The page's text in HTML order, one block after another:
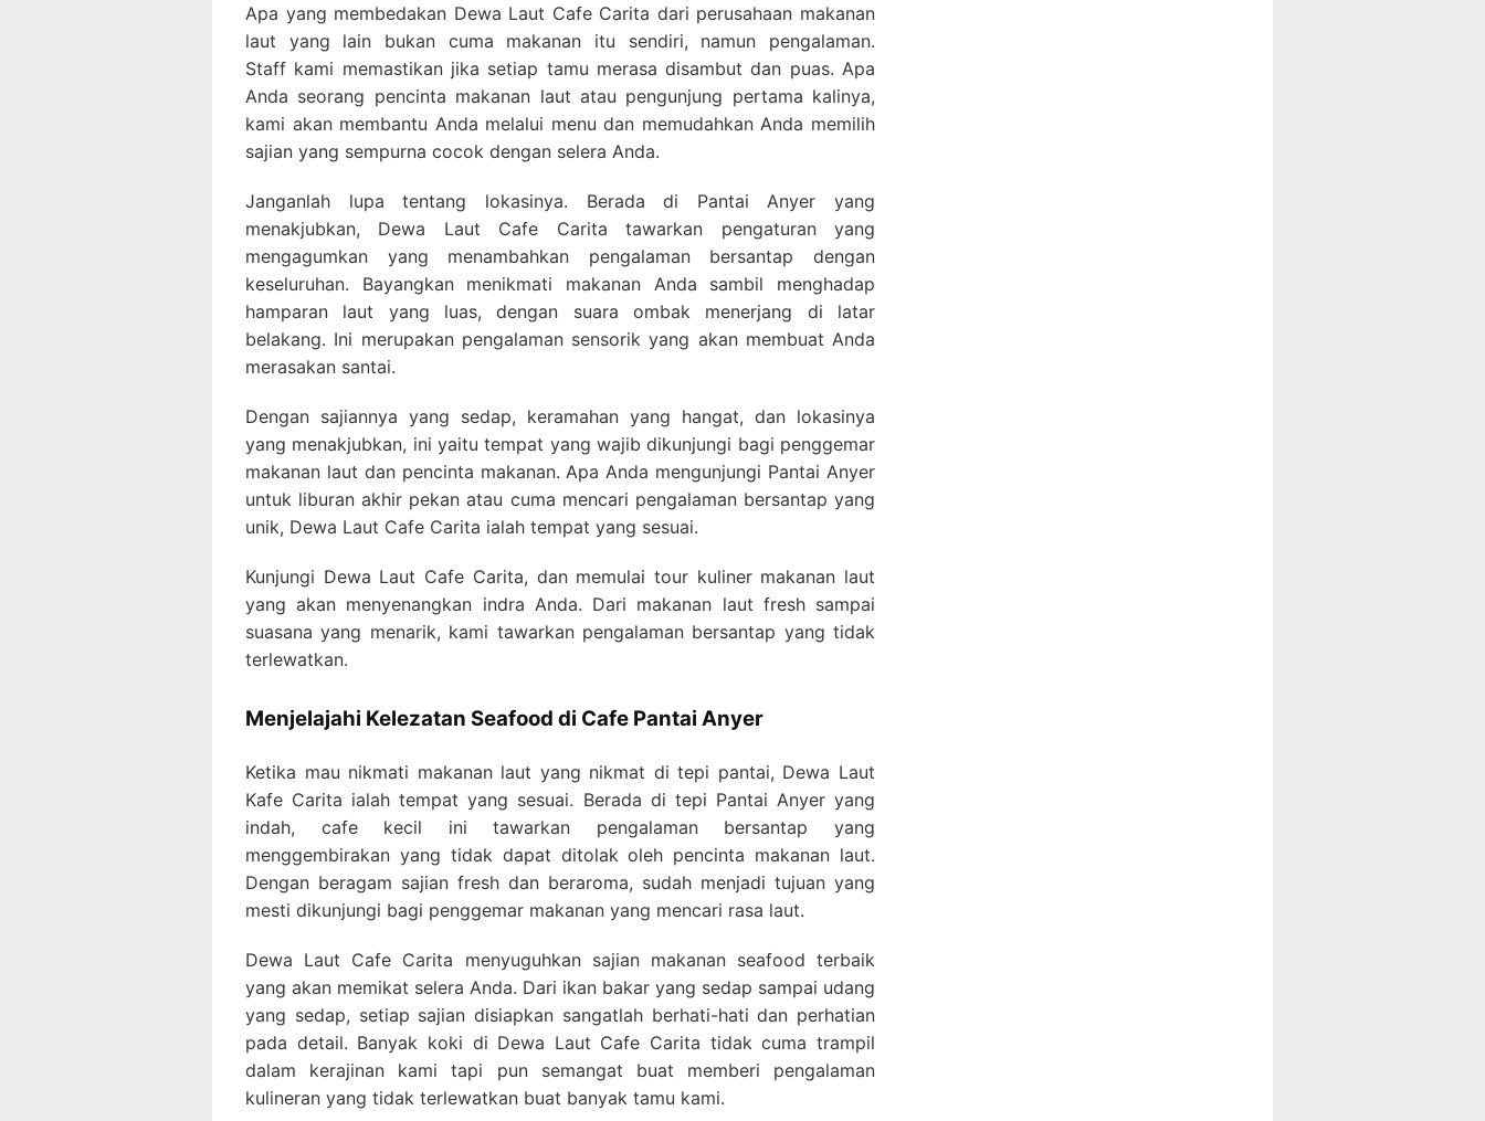
Apa yang membedakan Dewa Laut Cafe Carita dari perusahaan makanan
laut yang lain bukan cuma makanan itu sendiri, namun pengalaman.
Staff kami memastikan jika setiap tamu merasa disambut dan puas. Apa
Anda seorang pencinta makanan laut atau pengunjung pertama kalinya,
kami akan membantu Anda melalui menu dan memudahkan Anda memilih
sajian yang sempurna cocok dengan selera Anda.
Janganlah lupa tentang lokasinya. Berada di Pantai Anyer yang
menakjubkan, Dewa Laut Cafe Carita tawarkan pengaturan yang
mengagumkan yang menambahkan pengalaman bersantap dengan
keseluruhan. Bayangkan menikmati makanan Anda sambil menghadap
hamparan laut yang luas, dengan suara ombak menerjang di latar
belakang. Ini merupakan pengalaman sensorik yang akan membuat Anda
merasakan santai.
Dengan sajiannya yang sedap, keramahan yang hangat, dan lokasinya
yang menakjubkan, ini yaitu tempat yang wajib dikunjungi bagi penggemar
makanan laut dan pencinta makanan. Apa Anda mengunjungi Pantai Anyer
untuk liburan akhir pekan atau cuma mencari pengalaman bersantap yang
unik, Dewa Laut Cafe Carita ialah tempat yang sesuai.
Kunjungi Dewa Laut Cafe Carita, dan memulai tour kuliner makanan laut
yang akan menyenangkan indra Anda. Dari makanan laut fresh sampai
suasana yang menarik, kami tawarkan pengalaman bersantap yang tidak
terlewatkan.
Menjelajahi Kelezatan Seafood di Cafe Pantai Anyer
Ketika mau nikmati makanan laut yang nikmat di tepi pantai, Dewa Laut
Kafe Carita ialah tempat yang sesuai. Berada di tepi Pantai Anyer yang
indah, cafe kecil ini tawarkan pengalaman bersantap yang
menggembirakan yang tidak dapat ditolak oleh pencinta makanan laut.
Dengan beragam sajian fresh dan beraroma, sudah menjadi tujuan yang
mesti dikunjungi bagi penggemar makanan yang mencari rasa laut.
Dewa Laut Cafe Carita menyuguhkan sajian makanan seafood terbaik
yang akan memikat selera Anda. Dari ikan bakar yang sedap sampai udang
yang sedap, setiap sajian disiapkan sangatlah berhati-hati dan perhatian
pada detail. Banyak koki di Dewa Laut Cafe Carita tidak cuma trampil
dalam kerajinan kami tapi pun semangat buat memberi pengalaman
kulineran yang tidak terlewatkan buat banyak tamu kami.